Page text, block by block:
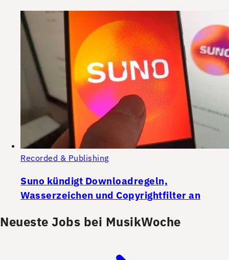
Recorded & Publishing
Suno kündigt Downloadregeln,
Wasserzeichen und Copyrightfilter an
Neueste Jobs bei MusikWoche